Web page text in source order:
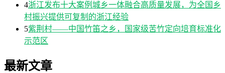
4浙江发布十大案例城乡一体融合高质量发展，为全国乡
村振兴提供可复制的浙江经验
5紫荆村——中国竹笛之乡，国家级苦竹定向培育标准化
示范区
最新文章